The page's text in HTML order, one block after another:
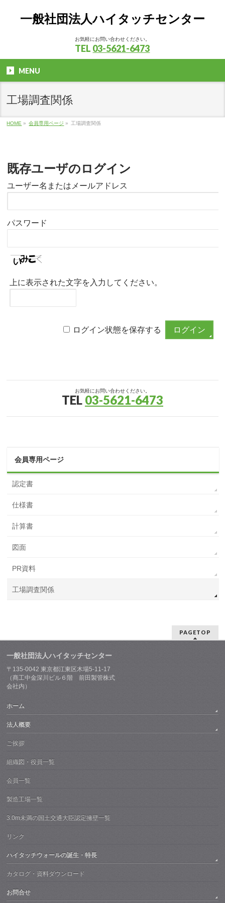
一般社団法人ハイタッチセンター
お気軽にお問い合わせください。
TEL 03-5621-6473
MENU
工場調査関係
HOME » 会員専用ページ » 工場調査関係
既存ユーザのログイン
ユーザー名またはメールアドレス
パスワード
上に表示された文字を入力してください。
ログイン状態を保存する
お気軽にお問い合わせください。
TEL 03-5621-6473
会員専用ページ
認定書
仕様書
計算書
図面
PR資料
工場調査関係
PAGETOP
一般社団法人ハイタッチセンター
〒135-0042 東京都江東区木場5-11-17
（商工中金深川ビル６階 前田製管株式
会社内）
ホーム
法人概要
ご挨拶
組織図・役員一覧
会員一覧
製造工場一覧
3.0m未満の国土交通大臣認定擁壁一覧
リンク
ハイタッチウォールの誕生・特長
カタログ・資料ダウンロード
お問合せ